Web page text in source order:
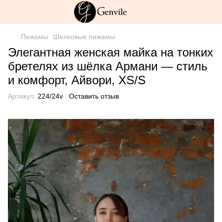
Пижамы Шелковые пижамы
Элегантная женская майка на тонких
бретелях из шёлка Армани — стиль
и комфорт, Айвори, XS/S
Артикул: 224/24v Оставить отзыв